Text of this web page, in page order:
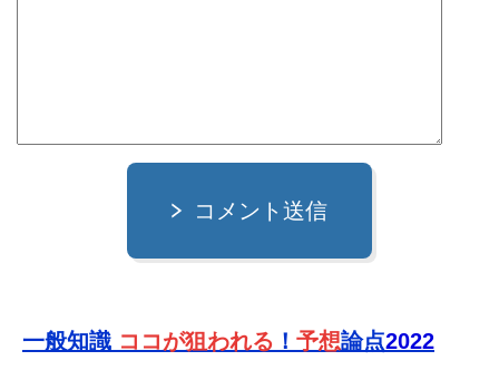
コメント送信
一般知識 ココが狙われる ！ 予想論点2022